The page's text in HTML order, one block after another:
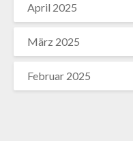
April 2025
März 2025
Februar 2025